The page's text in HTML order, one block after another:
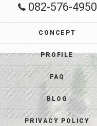
082-576-4950
CONCEPT
PROFILE
FAQ
BLOG
PRIVACY POLICY